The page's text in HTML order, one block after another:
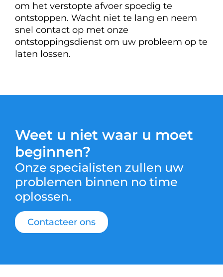
om het verstopte afvoer spoedig te
ontstoppen. Wacht niet te lang en neem
snel contact op met onze
ontstoppingsdienst om uw probleem op te
laten lossen.
Weet u niet waar u moet
beginnen?
Onze specialisten zullen uw
problemen binnen no time
oplossen.
Contacteer ons